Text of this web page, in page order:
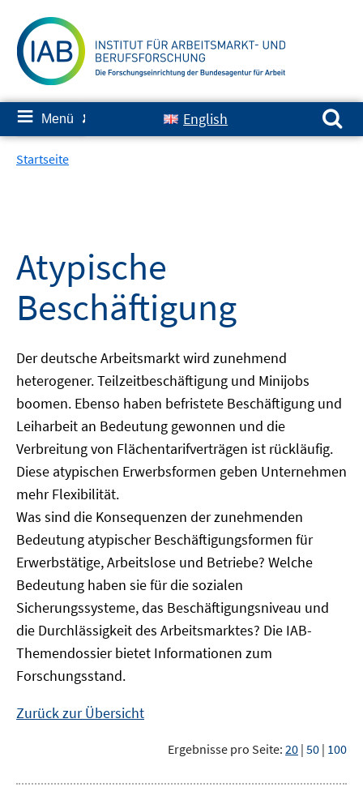
zum
Inhalt
≡ Menü ✘ English
Suchen nach:
Startseite
Atypische
Beschäftigung
Der deutsche Arbeitsmarkt wird zunehmend
heterogener. Teilzeitbeschäftigung und Minijobs
boomen. Ebenso haben befristete Beschäftigung und
Leiharbeit an Bedeutung gewonnen und die
Verbreitung von Flächentarifverträgen ist rückläufig.
Diese atypischen Erwerbsformen geben Unternehmen
mehr Flexibilität.
Was sind die Konsequenzen der zunehmenden
Bedeutung atypischer Beschäftigungsformen für
Erwerbstätige, Arbeitslose und Betriebe? Welche
Bedeutung haben sie für die sozialen
Sicherungssysteme, das Beschäftigungsniveau und
die Durchlässigkeit des Arbeitsmarktes? Die IAB-
Themendossier bietet Informationen zum
Forschungsstand.
Zurück zur Übersicht
Ergebnisse pro Seite: 20 | 50 | 100